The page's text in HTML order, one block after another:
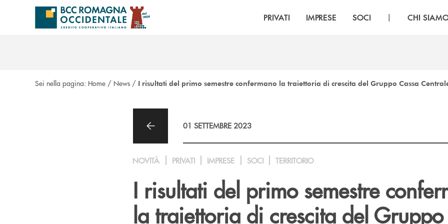
Salta al contenuto principale
PRIVATI IMPRESE SOCI | CHI
Sei nella pagina: Home / News / I risultati del primo semestre confermano la traiettoria di crescita del Gruppo Cassa
01 SETTEMBRE 2023
NOVITÀ PRIVATI IMPRESE SOCI TERRITORIO
I risultati del primo semestre
la traiettoria di crescita del Gruppo